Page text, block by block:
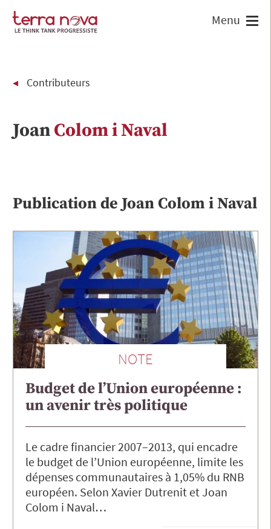
Contributeurs
JoanColom i Naval
Publication deJoan Colom i Naval
NOTE
Budget de l’Union européenne :
un avenir très politique
Le cadre financier 2007–2013, qui encadre
le budget de l’Union européenne, limite les
dépenses communautaires à 1,05% du RNB
européen. Selon Xavier Dutrenit et Joan
Colom i Naval…